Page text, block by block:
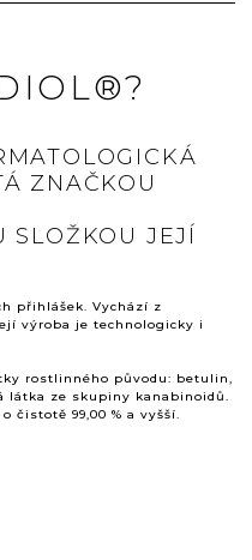
ZNAČKOU
SLOŽKOU JEJÍ
přihlášek. Vychází z
výroba je technologicky i
rostlinného původu: betulin,
látka ze skupiny kanabinoidů.
čistotě 99,00 % a vyšší.